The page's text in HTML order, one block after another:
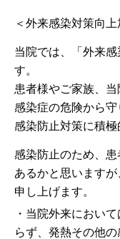
＜外来感染対策向上
当院では、「外来
す。
患者様やご家族、
感染症の危険から守
感染防止対策に積極
感染防止のため、
あるかと思います
申し上げます。
・当院外来におい
らず、発熱その他